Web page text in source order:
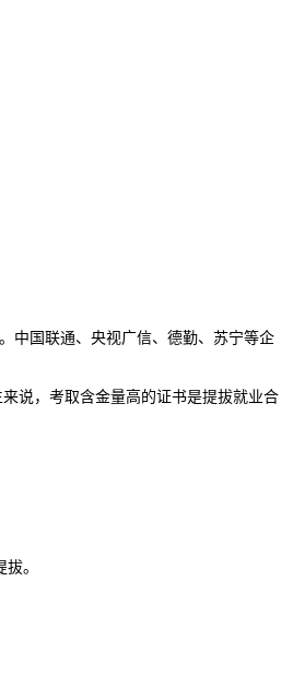
中国联通、央视广信、德勤、苏宁等企
说，考取含金量高的证书是提拔就业合
。